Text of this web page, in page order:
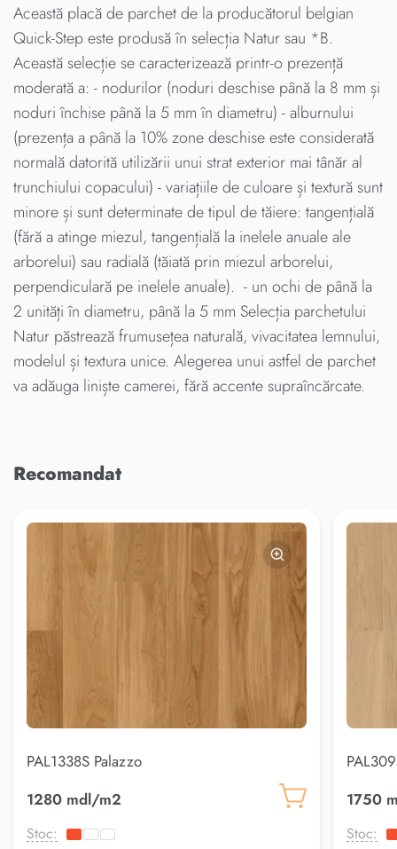
Această placă de parchet de la producătorul belgian
Quick-Step este produsă în selecția Natur sau *B.
Această selecție se caracterizează printr-o prezență
moderată a: - nodurilor (noduri deschise până la 8 mm și
noduri închise până la 5 mm în diametru) - alburnului
(prezența a până la 10% zone deschise este considerată
normală datorită utilizării unui strat exterior mai tânăr al
trunchiului copacului) - variațiile de culoare și textură sunt
minore și sunt determinate de tipul de tăiere: tangențială
(fără a atinge miezul, tangențială la inelele anuale ale
arborelui) sau radială (tăiată prin miezul arborelui,
perpendiculară pe inelele anuale). - un ochi de până la
2 unități în diametru, până la 5 mm Selecția parchetului
Natur păstrează frumusețea naturală, vivacitatea lemnului,
modelul și textura unice. Alegerea unui astfel de parchet
va adăuga liniște camerei, fără accente supraîncărcate.
Recomandat
PAL1338S Palazzo
1280 mdl/m2
Stoc:
1750
Stoc: